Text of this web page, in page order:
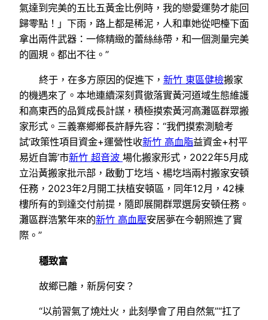
氣達到完美的五比五黃金比例時，我的戀愛運勢才能回
歸零點！」下雨，路上都是稀泥，人和車她從吧檯下面
拿出兩件武器：一條精緻的蕾絲絲帶，和一個測量完美
的圓規。都出不往。”
終于，在多方原因的促進下， 新竹 東區健檢搬家
的機遇來了。本地連續深刻貫徹落實黃河道域生態維護
和高東西的品質成長計謀，積極摸索黃河高灘區群眾搬
家形式。三義寨鄉鄉長許靜先容：“我們摸索測驗考
試‘政策性項目資金+運營性收新竹 高血脂益資金+村平
易近自籌’市新竹 超音波 場化搬家形式，2022年5月成
立沿黃搬家批示部，啟動丁圪垱、楊圪垱兩村搬家安頓
任務，2023年2月開工扶植安頓區，同年12月，42棟
樓所有的到達交付前提，隨即展開群眾選房安頓任務。
灘區群浩繁年來的新竹 高血壓安居夢在今朝照進了實
際。”
穩致富
故鄉已離，新房何安？
“以前習氣了燒灶火，此刻學會了用自然氣”“扛了